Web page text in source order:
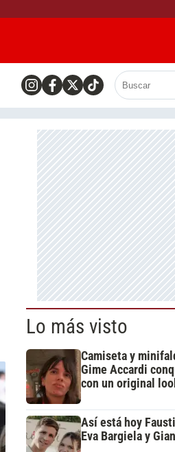
Lo más visto
Camiseta y
Gime Accardi
con un original
Así está hoy
Eva Bargiela y